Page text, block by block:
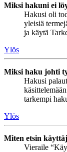
Miksi hakuni ei
Hakusi oli
yleisiä
ja käytä
Ylös
Miksi haku johti
Hakusi
tarkempi
Ylös
Miten etsin
Vieraile